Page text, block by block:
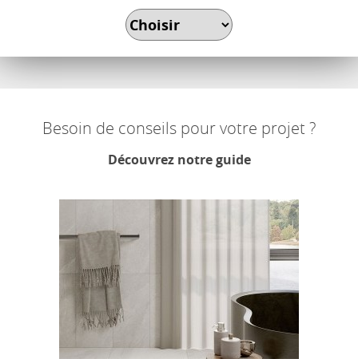
Besoin de conseils pour votre projet ?
Découvrez notre guide